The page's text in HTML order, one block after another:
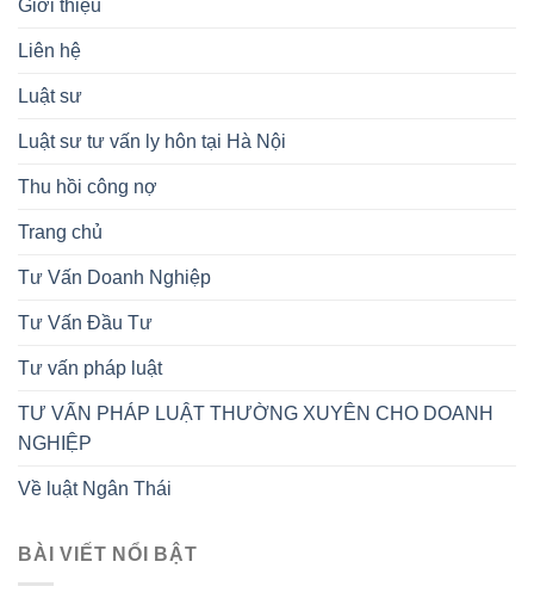
Giới thiệu
Liên hệ
Luật sư
Luật sư tư vấn ly hôn tại Hà Nội
Thu hồi công nợ
Trang chủ
Tư Vấn Doanh Nghiệp
Tư Vấn Đầu Tư
Tư vấn pháp luật
TƯ VẤN PHÁP LUẬT THƯỜNG XUYÊN CHO DOANH
NGHIỆP
Về luật Ngân Thái
BÀI VIẾT NỔI BẬT